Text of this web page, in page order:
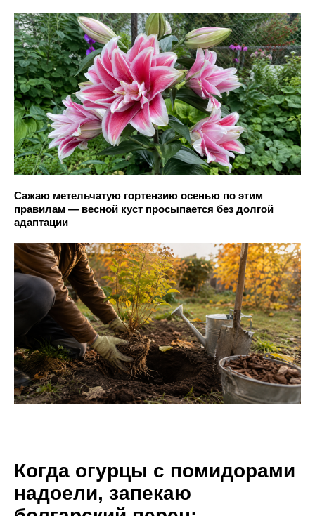
Сажаю метельчатую гортензию осенью по этим
правилам — весной куст просыпается без долгой
адаптации
Когда огурцы с помидорами
надоели, запекаю